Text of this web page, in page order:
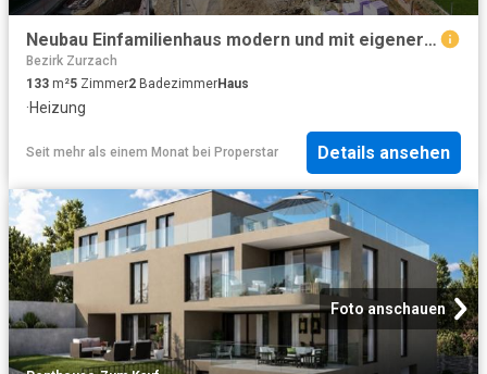
Neubau Einfamilienhaus modern und mit eigener Photovoltaikanlage
Bezirk Zurzach
133 m²5 Zimmer2 BadezimmerHaus
·Heizung
Seit mehr als einem Monat bei Properstar Details ansehen
Foto anschauen